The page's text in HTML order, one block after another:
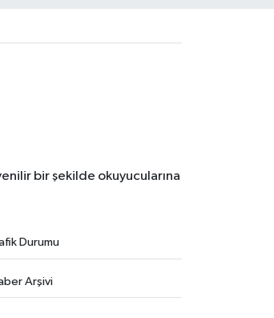
bir şekilde okuyucularına
Durumu
Arşivi